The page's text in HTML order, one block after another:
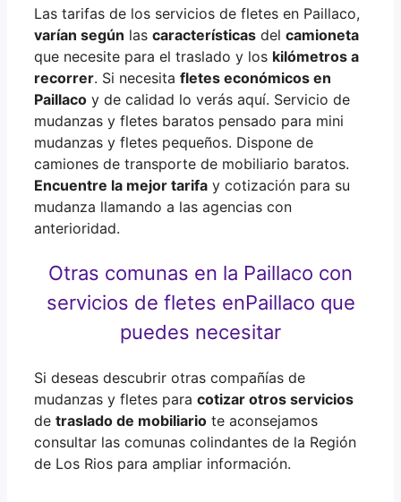
Las tarifas de los servicios de fletes en Paillaco,
varían según las características del camioneta
que necesite para el traslado y los kilómetros a
recorrer. Si necesita fletes económicos en
Paillaco y de calidad lo verás aquí. Servicio de
mudanzas y fletes baratos pensado para mini
mudanzas y fletes pequeños. Dispone de
camiones de transporte de mobiliario baratos.
Encuentre la mejor tarifa y cotización para su
mudanza llamando a las agencias con
anterioridad.
Otras comunas en la Paillaco con
servicios de fletes enPaillaco que
puedes necesitar
Si deseas descubrir otras compañías de
mudanzas y fletes para cotizar otros servicios
de traslado de mobiliario te aconsejamos
consultar las comunas colindantes de la Región
de Los Rios para ampliar información.